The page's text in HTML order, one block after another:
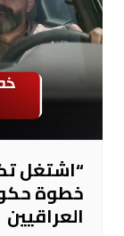
“اشتغل
خطوة
العراقيين